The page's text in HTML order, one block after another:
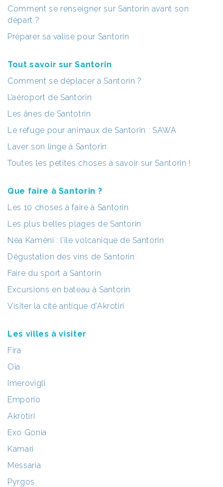
Comment se renseigner sur Santorin avant son
départ ?
Préparer sa valise pour Santorin
Tout savoir sur Santorin
Comment se déplacer à Santorin ?
L’aéroport de Santorin
Les ânes de Santotrin
Le refuge pour animaux de Santorin : SAWA
Laver son linge à Santorin
Toutes les petites choses à savoir sur Santorin !
Que faire à Santorin ?
Les 10 choses à faire à Santorin
Les plus belles plages de Santorin
Néa Kaméni : l’île volcanique de Santorin
Dégustation des vins de Santorin
Faire du sport à Santorin
Excursions en bateau à Santorin
Visiter la cité antique d’Akrotiri
Les villes à visiter
Fira
Oia
Imerovigli
Emporio
Akrotiri
Exo Gonia
Kamari
Messaria
Pyrgos